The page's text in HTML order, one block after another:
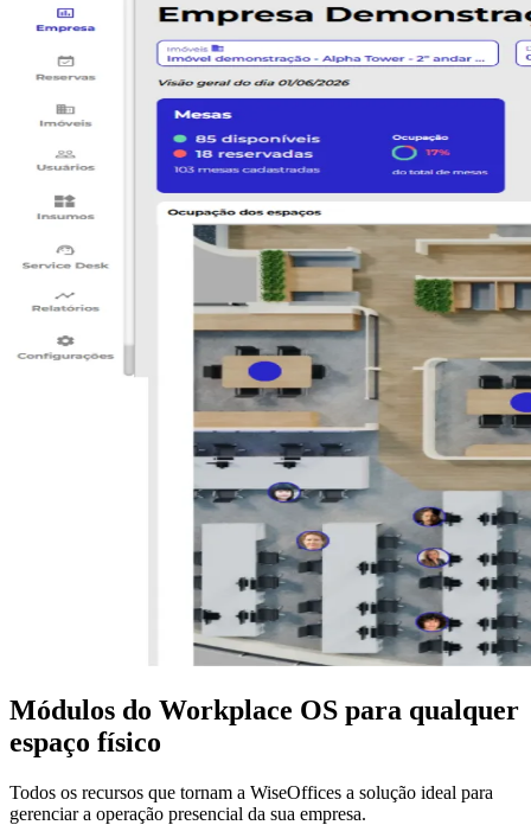
Módulos do Workplace OS para qualquer
espaço físico
Todos os recursos que tornam a WiseOffices a solução ideal para
gerenciar a operação presencial da sua empresa.